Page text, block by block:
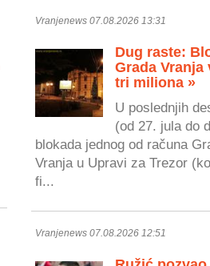
Vranjenews 07.08.2026 13:31
Dug raste:
Grada Vranja
tri miliona »
U poslednjih
(od 27. jula do
blokada jednog od računa
Vranja u Upravi za Trezor
fi...
Vranjenews 07.08.2026 12:51